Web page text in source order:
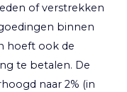
of verstrekken
binnen
hoeft ook de
te betalen. De
naar 2% (in